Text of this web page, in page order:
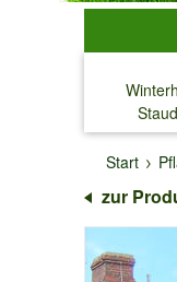
↓
Start
zur